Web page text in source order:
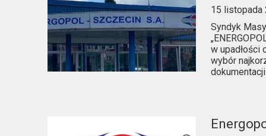
15 listopada
Syndyk
w upadłości
wybór
dokumentacji